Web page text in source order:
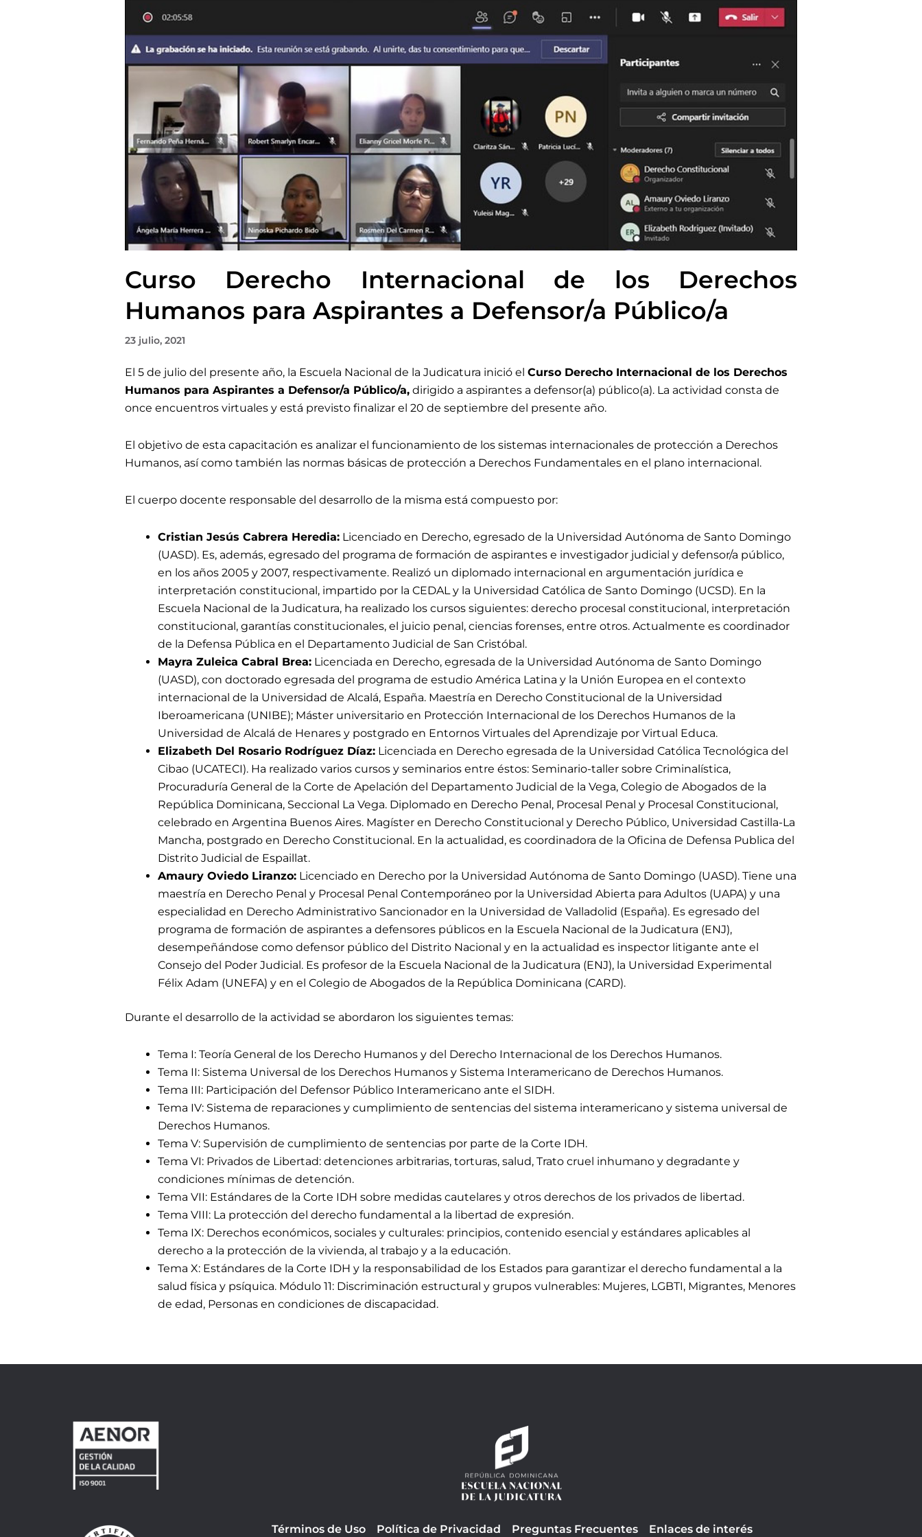
Curso Derecho Internacional de los Derechos
Humanos para Aspirantes a Defensor/a Público/a
23 julio, 2021
El 5 de julio del presente año, la Escuela Nacional de la Judicatura inició el Curso Derecho Internacional de los Derechos
Humanos para Aspirantes a Defensor/a Público/a, dirigido a aspirantes a defensor(a) público(a). La actividad consta de
once encuentros virtuales y está previsto finalizar el 20 de septiembre del presente año.
El objetivo de esta capacitación es analizar el funcionamiento de los sistemas internacionales de protección a Derechos
Humanos, así como también las normas básicas de protección a Derechos Fundamentales en el plano internacional.
El cuerpo docente responsable del desarrollo de la misma está compuesto por:
Cristian Jesús Cabrera Heredia: Licenciado en Derecho, egresado de la Universidad Autónoma de Santo Domingo
(UASD). Es, además, egresado del programa de formación de aspirantes e investigador judicial y defensor/a público,
en los años 2005 y 2007, respectivamente. Realizó un diplomado internacional en argumentación jurídica e
interpretación constitucional, impartido por la CEDAL y la Universidad Católica de Santo Domingo (UCSD). En la
Escuela Nacional de la Judicatura, ha realizado los cursos siguientes: derecho procesal constitucional, interpretación
constitucional, garantías constitucionales, el juicio penal, ciencias forenses, entre otros. Actualmente es coordinador
de la Defensa Pública en el Departamento Judicial de San Cristóbal.
Mayra Zuleica Cabral Brea: Licenciada en Derecho, egresada de la Universidad Autónoma de Santo Domingo
(UASD), con doctorado egresada del programa de estudio América Latina y la Unión Europea en el contexto
internacional de la Universidad de Alcalá, España. Maestría en Derecho Constitucional de la Universidad
Iberoamericana (UNIBE); Máster universitario en Protección Internacional de los Derechos Humanos de la
Universidad de Alcalá de Henares y postgrado en Entornos Virtuales del Aprendizaje por Virtual Educa.
Elizabeth Del Rosario Rodríguez Díaz: Licenciada en Derecho egresada de la Universidad Católica Tecnológica del
Cibao (UCATECI). Ha realizado varios cursos y seminarios entre éstos: Seminario-taller sobre Criminalística,
Procuraduría General de la Corte de Apelación del Departamento Judicial de la Vega, Colegio de Abogados de la
República Dominicana, Seccional La Vega. Diplomado en Derecho Penal, Procesal Penal y Procesal Constitucional,
celebrado en Argentina Buenos Aires. Magíster en Derecho Constitucional y Derecho Público, Universidad Castilla-La
Mancha, postgrado en Derecho Constitucional. En la actualidad, es coordinadora de la Oficina de Defensa Publica del
Distrito Judicial de Espaillat.
Amaury Oviedo Liranzo: Licenciado en Derecho por la Universidad Autónoma de Santo Domingo (UASD). Tiene una
maestría en Derecho Penal y Procesal Penal Contemporáneo por la Universidad Abierta para Adultos (UAPA) y una
especialidad en Derecho Administrativo Sancionador en la Universidad de Valladolid (España). Es egresado del
programa de formación de aspirantes a defensores públicos en la Escuela Nacional de la Judicatura (ENJ),
desempeñándose como defensor público del Distrito Nacional y en la actualidad es inspector litigante ante el
Consejo del Poder Judicial. Es profesor de la Escuela Nacional de la Judicatura (ENJ), la Universidad Experimental
Félix Adam (UNEFA) y en el Colegio de Abogados de la República Dominicana (CARD).
Durante el desarrollo de la actividad se abordaron los siguientes temas:
Tema I: Teoría General de los Derecho Humanos y del Derecho Internacional de los Derechos Humanos.
Tema II: Sistema Universal de los Derechos Humanos y Sistema Interamericano de Derechos Humanos.
Tema III: Participación del Defensor Público Interamericano ante el SIDH.
Tema IV: Sistema de reparaciones y cumplimiento de sentencias del sistema interamericano y sistema universal de
Derechos Humanos.
Tema V: Supervisión de cumplimiento de sentencias por parte de la Corte IDH.
Tema VI: Privados de Libertad: detenciones arbitrarias, torturas, salud, Trato cruel inhumano y degradante y
condiciones mínimas de detención.
Tema VII: Estándares de la Corte IDH sobre medidas cautelares y otros derechos de los privados de libertad.
Tema VIII: La protección del derecho fundamental a la libertad de expresión.
Tema IX: Derechos económicos, sociales y culturales: principios, contenido esencial y estándares aplicables al
derecho a la protección de la vivienda, al trabajo y a la educación.
Tema X: Estándares de la Corte IDH y la responsabilidad de los Estados para garantizar el derecho fundamental a la
salud física y psíquica. Módulo 11: Discriminación estructural y grupos vulnerables: Mujeres, LGBTI, Migrantes, Menores
de edad, Personas en condiciones de discapacidad.
Términos de Uso Política de Privacidad Preguntas Frecuentes Enlaces de interés